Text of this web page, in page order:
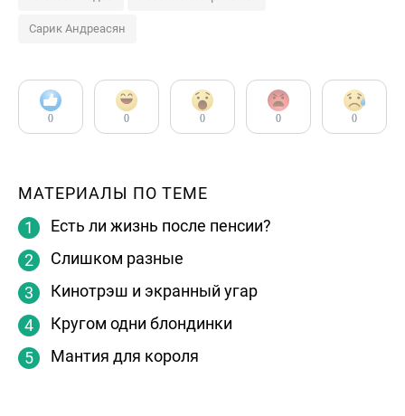
Сарик Андреасян
0 0 0 0 0
МАТЕРИАЛЫ ПО ТЕМЕ
Есть ли жизнь после пенсии?
Слишком разные
Кинотрэш и экранный угар
Кругом одни блондинки
Мантия для короля